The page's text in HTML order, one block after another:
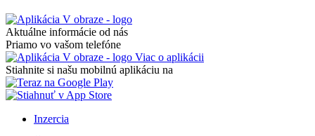
Aktuálne informácie od nás
Priamo vo vašom telefóne
Viac o aplikácii
Stiahnite si našu mobilnú aplikáciu na
Inzercia